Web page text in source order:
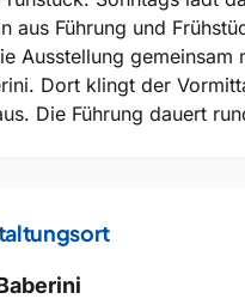
aus Führung und
Ausstellung
Dort klingt der
Die Führung dauert